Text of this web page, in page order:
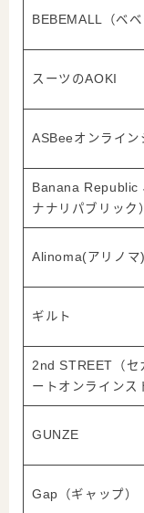
BEBEMALL（ベベ
スーツのAOKI
ASBeeオンライン
Banana Republic
ナナリパブリック）
Alinoma(アリノマ)
ギルト
2nd STREET（セ
ートオンラインス
GUNZE
Gap（ギャップ）